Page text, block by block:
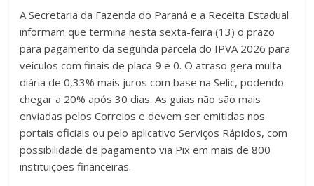
A Secretaria da Fazenda do Paraná e a Receita Estadual
informam que termina nesta sexta-feira (13) o prazo
para pagamento da segunda parcela do IPVA 2026 para
veículos com finais de placa 9 e 0. O atraso gera multa
diária de 0,33% mais juros com base na Selic, podendo
chegar a 20% após 30 dias. As guias não são mais
enviadas pelos Correios e devem ser emitidas nos
portais oficiais ou pelo aplicativo Serviços Rápidos, com
possibilidade de pagamento via Pix em mais de 800
instituições financeiras.